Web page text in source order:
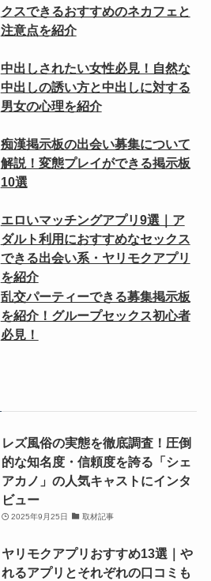
クスできるおすすめのネカフェと
注意点を紹介
中出しされたい女性必見！自然な
中出しの誘い方と中出しに対する
男女の心理を紹介
痴漢掲示板の出会い募集について
解説！変態プレイができる掲示板
10選
エロいマッチングアプリ9選｜ア
ダルト利用におすすめなセックス
できる出会い系・ヤリモクアプリ
を紹介
乱交パーティーできる募集掲示板
を紹介！グループセックス初心者
必見！
レズ風俗の実態を徹底調査！圧倒
的な知名度・信頼度を誇る「シェ
アカノ」の人気キャストにインタ
ビュー
2025年9月25日 取材記事
ヤリモクアプリおすすめ13選｜や
れるアプリとそれぞれの口コミも